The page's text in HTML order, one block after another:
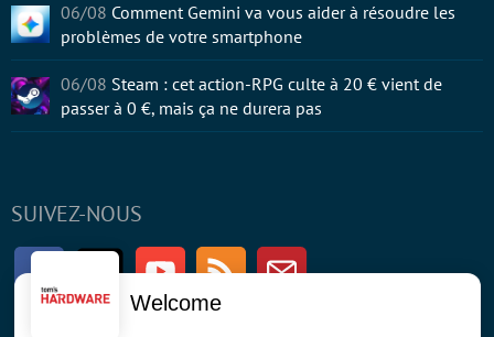
SUIVEZ-NOUS
FacebookTwitter Youtube RSS Newsletter
06/08 Comment Gemini va vous aider à résoudre les
problèmes de votre smartphone
06/08 Steam : cet action-RPG culte à 20 € vient de
passer à 0 €, mais ça ne durera pas
Welcome